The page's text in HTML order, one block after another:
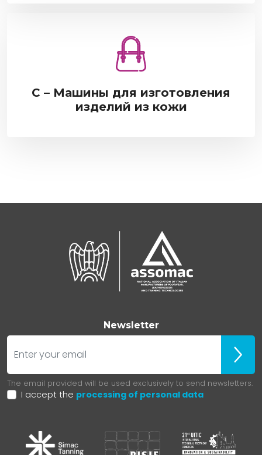
С – Машины для изготовления
изделий из кожи
Newsletter
E-mail
Iscriviti
The email provided will be used exclusively to send newsletters.
I accept the processing of personal data